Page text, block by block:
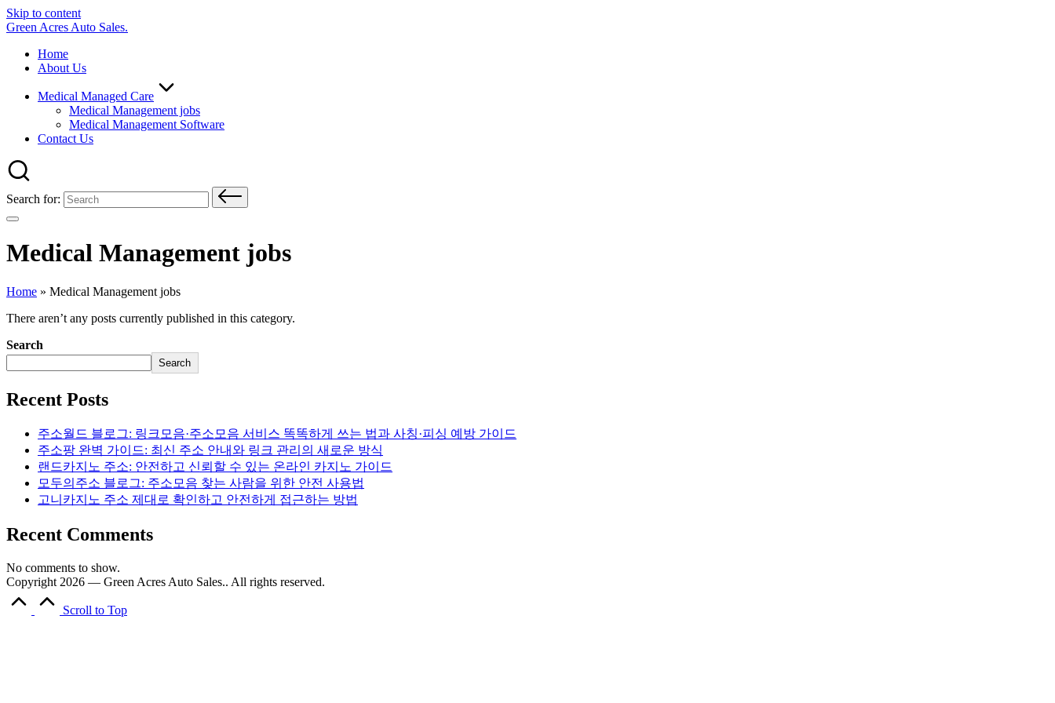
Skip to content
Green Acres Auto Sales.
Home
About Us
Medical Managed Care
Medical Management jobs
Medical Management Software
Contact Us
Search for:
Medical Management jobs
Home » Medical Management jobs
There aren’t any posts currently published in this category.
Search
Search
Recent Posts
주소월드 블로그: 링크모음·주소모음 서비스 똑똑하게 쓰는 법과 사칭·피싱 예방 가이드
주소팡 완벽 가이드: 최신 주소 안내와 링크 관리의 새로운 방식
랜드카지노 주소: 안전하고 신뢰할 수 있는 온라인 카지노 가이드
모두의주소 블로그: 주소모음 찾는 사람을 위한 안전 사용법
고니카지노 주소 제대로 확인하고 안전하게 접근하는 방법
Recent Comments
No comments to show.
Copyright 2026 — Green Acres Auto Sales.. All rights reserved.
Scroll to Top